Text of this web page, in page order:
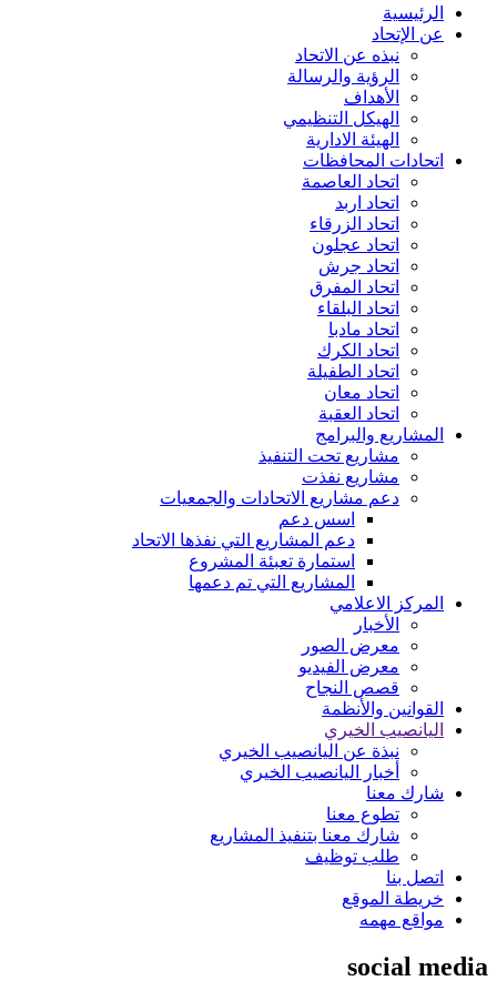
الرئيسية
عن الإتحاد
نبذه عن الاتحاد
الرؤية والرسالة
الأهداف
الهيكل التنظيمي
الهيئة الادارية
اتحادات المحافظات
اتحاد العاصمة
اتحاد اربد
اتحاد الزرقاء
اتحاد عجلون
اتحاد جرش
اتحاد المفرق
اتحاد البلقاء
اتحاد مادبا
اتحاد الكرك
اتحاد الطفيلة
اتحاد معان
اتحاد العقبة
المشاريع والبرامج
مشاريع تحت التنفيذ
مشاريع نفذت
دعم مشاريع الاتحادات والجمعيات
اسس دعم
دعم المشاريع التي نفذها الاتحاد
استمارة تعبئة المشروع
المشاريع التي تم دعمها
المركز الاعلامي
الأخبار
معرض الصور
معرض الفيديو
قصص النجاح
القوانين والأنظمة
اليانصيب الخيري
نبذة عن اليانصيب الخيري
أخبار اليانصيب الخيري
شارك معنا
تطوع معنا
شارك معنا بتنفيذ المشاريع
طلب توظيف
اتصل بنا
خريطة الموقع
مواقع مهمه
social media